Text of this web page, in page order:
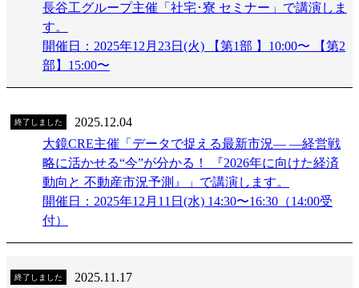
長谷工グループ主催「社宅･寮 セミナー」で講演しま
す。
開催日：2025年12月23日(火) 【第1部 】10:00〜 【第2
部】15:00〜
終了しました
2025.12.04
大鏡CRE主催「データで捉える最新市況― ―経営戦
略に活かせる“今”が分かる！ 『2026年に向けた経済
動向と 不動産市況予測』」で講演します。
開催日：2025年12月11日(水) 14:30〜16:30（14:00受
付）
終了しました
2025.11.17